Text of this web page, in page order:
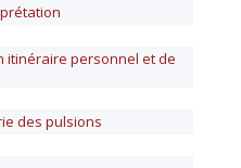
itinéraire personnel et de
des pulsions